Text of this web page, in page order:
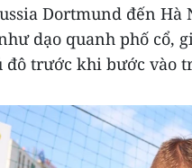
Dortmund đến Hà
dạo quanh phố cổ,
trước khi bước vào